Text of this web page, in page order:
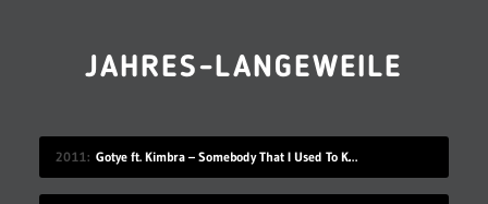
JAHRES-LANGEWEILE
2011 Gotye ft. Kimbra – Somebody That I Used To Know